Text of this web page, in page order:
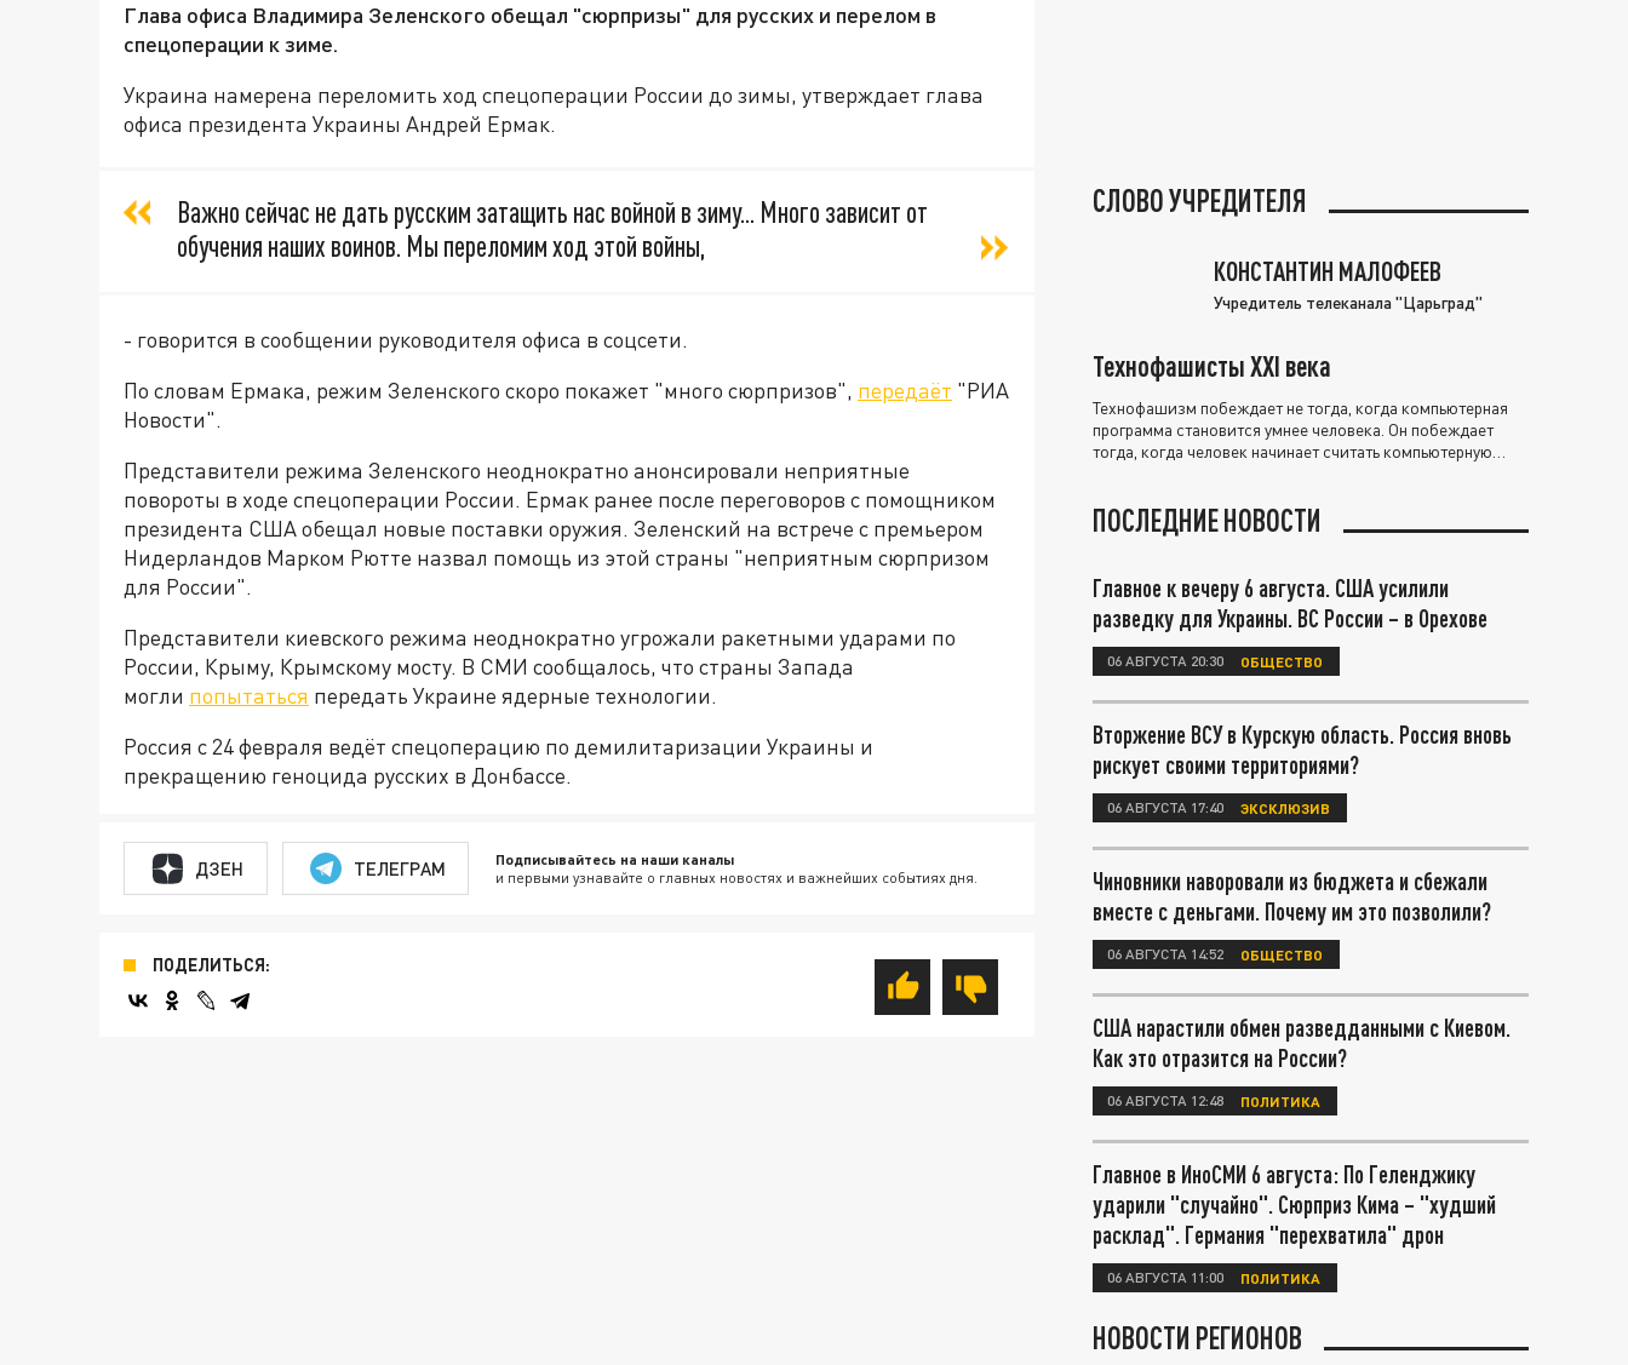
Глава офиса Владимира Зеленского обещал "сюрпризы" для русских и перелом в
спецоперации к зиме.
Украина намерена переломить ход спецоперации России до зимы, утверждает глава
офиса президента Украины Андрей Ермак.
Важно сейчас не дать русским затащить нас войной в зиму... Много зависит от
обучения наших воинов. Мы переломим ход этой войны,
- говорится в сообщении руководителя офиса в соцсети.
По словам Ермака, режим Зеленского скоро покажет "много сюрпризов", передаёт "РИА
Новости".
Представители режима Зеленского неоднократно анонсировали неприятные
повороты в ходе спецоперации России. Ермак ранее после переговоров с помощником
президента США обещал новые поставки оружия. Зеленский на встрече с премьером
Нидерландов Марком Рютте назвал помощь из этой страны "неприятным сюрпризом
для России".
Представители киевского режима неоднократно угрожали ракетными ударами по
России, Крыму, Крымскому мосту. В СМИ сообщалось, что страны Запада
могли попытаться передать Украине ядерные технологии.
Россия с 24 февраля ведёт спецоперацию по демилитаризации Украины и
прекращению геноцида русских в Донбассе.
ДЗЕН ТЕЛЕГРАМ Подписывайтесь на наши каналы
и первыми узнавайте о главных новостях и важнейших событиях дня.
ПОДЕЛИТЬСЯ:
СЛОВО УЧРЕДИТЕЛЯ
КОНСТАНТИН МАЛОФЕЕВ
Учредитель телеканала "Царьград"
Технофашисты XXI века
Технофашизм побеждает не тогда, когда компьютерная
программа становится умнее человека. Он побеждает
тогда, когда человек начинает считать компьютерную
ПОСЛЕДНИЕ НОВОСТИ
Главное к вечеру 6 августа. США усилили
разведку для Украины. ВС России – в Орехове
06 АВГУСТА 20:30 ОБЩЕСТВО
Вторжение ВСУ в Курскую область. Россия вновь
рискует своими территориями?
06 АВГУСТА 17:40 ЭКСКЛЮЗИВ
Чиновники наворовали из бюджета и сбежали
вместе с деньгами. Почему им это позволили?
06 АВГУСТА 14:52 ОБЩЕСТВО
США нарастили обмен разведданными с Киевом.
Как это отразится на России?
06 АВГУСТА 12:48 ПОЛИТИКА
Главное в ИноСМИ 6 августа: По Геленджику
ударили "случайно". Сюрприз Кима – "худший
расклад". Германия "перехватила" дрон
06 АВГУСТА 11:00 ПОЛИТИКА
НОВОСТИ РЕГИОНОВ